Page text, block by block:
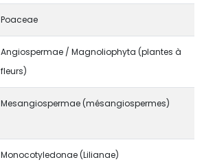
Poaceae
Angiospermae / Magnoliophyta (plantes à
fleurs)
Mesangiospermae (mésangiospermes)
Monocotyledonae (Lilianae)